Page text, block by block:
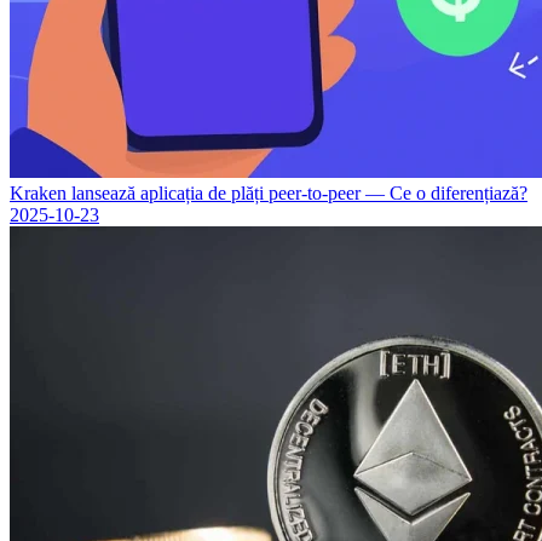
Kraken lansează aplicația de plăți peer-to-peer — Ce o diferențiază?
2025-10-23